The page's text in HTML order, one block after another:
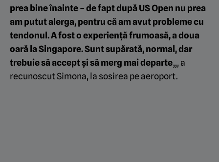
prea bine înainte – de fapt după US Open nu prea
am putut alerga, pentru că am avut probleme cu
tendonul. A fost o experiență frumoasă, a doua
oară la Singapore. Sunt supărată, normal, dar
trebuie să accept și să merg mai departe„, a
recunoscut Simona, la sosirea pe aeroport.